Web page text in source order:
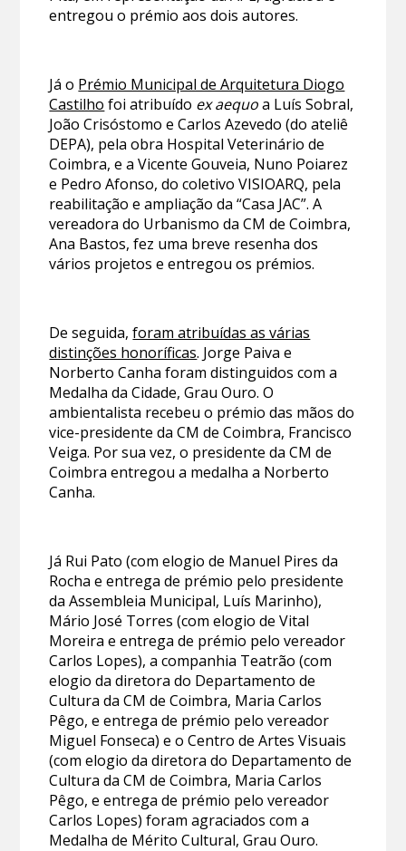
entregou o prémio aos dois autores.
Já o Prémio Municipal de Arquitetura Diogo
Castilho foi atribuído ex aequoa Luís Sobral,
João Crisóstomo e Carlos Azevedo (do ateliê
DEPA), pela obra Hospital Veterinário de
Coimbra, e a Vicente Gouveia, Nuno Poiarez
e Pedro Afonso, do coletivo VISIOARQ, pela
reabilitação e ampliação da “Casa JAC”. A
vereadora do Urbanismo da CM de Coimbra,
Ana Bastos, fez uma breve resenha dos
vários projetos e entregou os prémios.
De seguida,foram atribuídas as várias
distinções honoríficas. Jorge Paiva e
Norberto Canha foram distinguidos com a
Medalha da Cidade, Grau Ouro. O
ambientalista recebeu o prémio das mãos do
vice-presidente da CM de Coimbra, Francisco
Veiga. Por sua vez, o presidente da CM de
Coimbra entregou a medalha a Norberto
Canha.
Já Rui Pato (com elogio de Manuel Pires da
Rocha e entrega de prémio pelo presidente
da Assembleia Municipal, Luís Marinho),
Mário José Torres (com elogio de Vital
Moreira e entrega de prémio pelo vereador
Carlos Lopes), a companhia Teatrão (com
elogio da diretora do Departamento de
Cultura da CM de Coimbra, Maria Carlos
Pêgo, e entrega de prémio pelo vereador
Miguel Fonseca) e o Centro de Artes Visuais
(com elogio da diretora do Departamento de
Cultura da CM de Coimbra, Maria Carlos
Pêgo, e entrega de prémio pelo vereador
Carlos Lopes) foram agraciados com a
Medalha de Mérito Cultural, Grau Ouro.